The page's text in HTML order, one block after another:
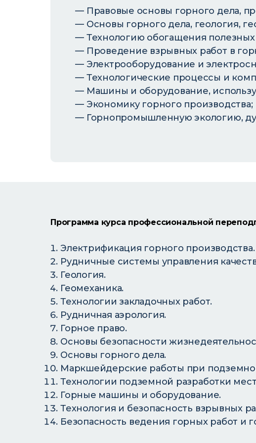
Правовые основы горного дела,
Основы горного дела, геология,
Технологию обогащения
Проведение взрывных работ в
Электрооборудование и
Технологические процессы и
Машины и оборудование,
Экономику горного производства;
Горнопромышленную экологию,
Программа курса профессиональной
Электрификация горного производства.
Рудничные системы управления
Геология.
Геомеханика.
Технологии закладочных работ.
Рудничная аэрология.
Горное право.
Основы безопасности
Основы горного дела.
Маркшейдерские работы при
Технологии подземной разработки
Горные машины и оборудование.
Технология и безопасность взрывных
Безопасность ведения горных работ и